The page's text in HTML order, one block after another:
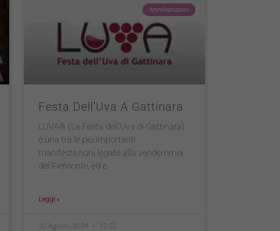
Manifestazioni
Festa Dell’Uva A Gattinara
LUVA® (La Festa dell’Uva di Gattinara)
è una tra le più importanti
manifestazioni legate alla vendemmia
del Piemonte, ed è
Leggi »
30 Agosto 2024 12:52